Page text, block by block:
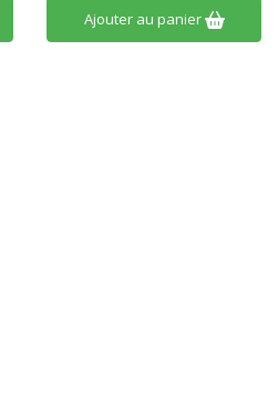
Ajouter au panier